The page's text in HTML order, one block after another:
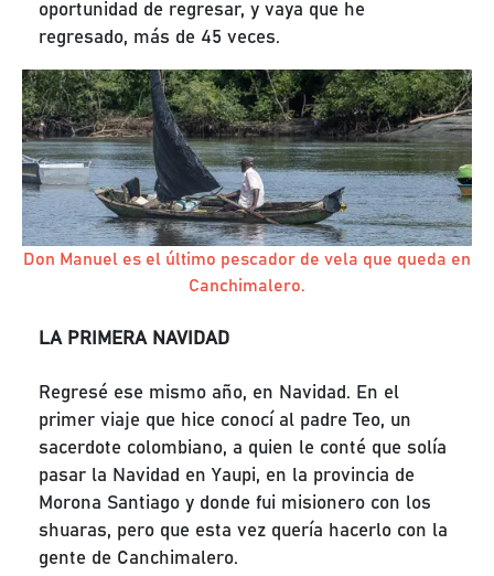
oportunidad de regresar, y vaya que he
regresado, más de 45 veces.
Don Manuel es el último pescador de vela que queda en
Canchimalero.
LA PRIMERA NAVIDAD
Regresé ese mismo año, en Navidad. En el
primer viaje que hice conocí al padre Teo, un
sacerdote colombiano, a quien le conté que solía
pasar la Navidad en Yaupi, en la provincia de
Morona Santiago y donde fui misionero con los
shuaras, pero que esta vez quería hacerlo con la
gente de Canchimalero.